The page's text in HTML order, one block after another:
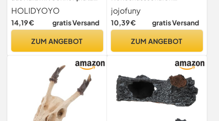
Leopardgecko Versteck
Bartagamen Unterschlupf
Naturgetreues
Terrarien und Aquarium
HOLIDYOYO
14,19 € gratis Versand
ZUM ANGEBOT
Reptilienversteck
Robustes Versteckhaus aus
Nachhaltigem Material
Farbbeständig für Kleine
jojofuny
10,39 € gratis Versand
ZUM ANGEBOT